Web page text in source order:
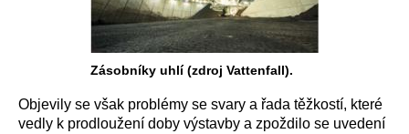
Zásobníky uhlí (zdroj Vattenfall).
Objevily se však problémy se svary a řada těžkostí, které
vedly k prodloužení doby výstavby a zpoždilo se uvedení